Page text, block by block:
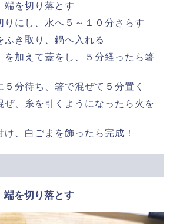
端を切り落とす
りにし、水へ５～１０分さらす
ふき取り、鍋へ入れる
加えて蓋をし、５分経ったら箸
５分待ち、箸で混ぜて５分置く
ぜ、糸を引くようになったら火を
け、白ごまを飾ったら完成！
を切り落とす